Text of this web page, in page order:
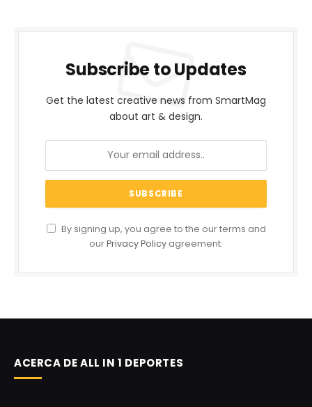
Subscribe to Updates
Get the latest creative news from SmartMag
about art & design.
By signing up, you agree to the our terms and
ourPrivacy Policy agreement.
ACERCA DE ALL IN 1 DEPORTES